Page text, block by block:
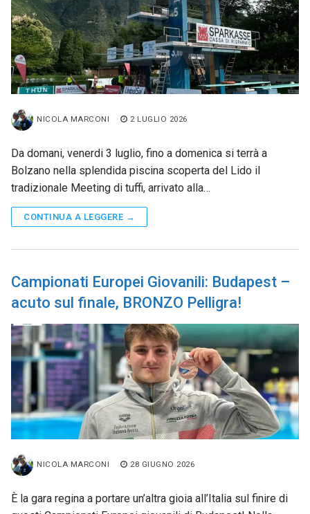
NICOLA MARCONI 2 LUGLIO 2026
Da domani, venerdi 3 luglio, fino a domenica si terrà a
Bolzano nella splendida piscina scoperta del Lido il
tradizionale Meeting di tuffi, arrivato alla…
CONTINUA A LEGGERE →
Campionati Europei Giovanili: Budapest –
acuto sul finale, BRONZO Pelligra!
NICOLA MARCONI 28 GIUGNO 2026
È la gara regina a portare un’altra gioia all’Italia sul finire di